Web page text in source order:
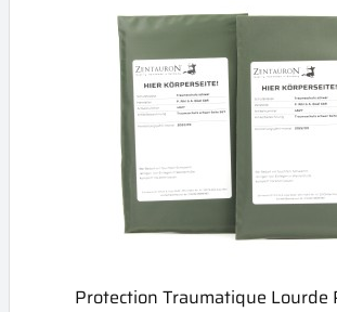
Protection Traumatique Lourde